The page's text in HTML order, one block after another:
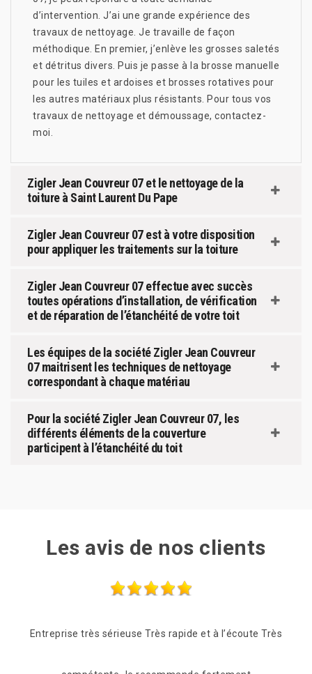
d’intervention. J’ai une grande expérience des
travaux de nettoyage. Je travaille de façon
méthodique. En premier, j’enlève les grosses saletés
et détritus divers. Puis je passe à la brosse manuelle
pour les tuiles et ardoises et brosses rotatives pour
les autres matériaux plus résistants. Pour tous vos
travaux de nettoyage et démoussage, contactez-
moi.
Zigler Jean Couvreur 07 et le nettoyage de la
toiture à Saint Laurent Du Pape
Zigler Jean Couvreur 07 est à votre disposition
pour appliquer les traitements sur la toiture
Zigler Jean Couvreur 07 effectue avec succès
toutes opérations d’installation, de vérification
et de réparation de l’étanchéité de votre toit
Les équipes de la société Zigler Jean Couvreur
07 maitrisent les techniques de nettoyage
correspondant à chaque matériau
Pour la société Zigler Jean Couvreur 07, les
différents éléments de la couverture
participent à l’étanchéité du toit
Les avis de nos clients
Professionnel, réactif rapide et competant qui a su